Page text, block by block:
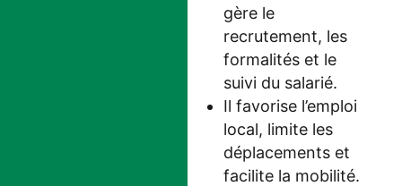
gère le
recrutement, les
formalités et le
suivi du salarié.
Il favorise l’emploi
local, limite les
déplacements et
facilite la mobilité.